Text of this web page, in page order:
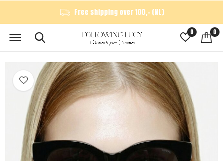
0 0
Free shipping over 100,- (NL)